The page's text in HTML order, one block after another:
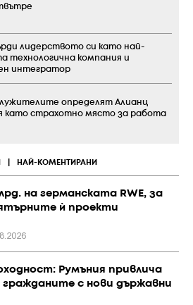
НАЙ-КОМЕНТИРАНИ
на германската RWE, за
ѝ проекти
Румъния привлича
с нови държавни
лидерството си като най-
технологична компания и
интегратор
определят Алианц
като страхотно място за работа